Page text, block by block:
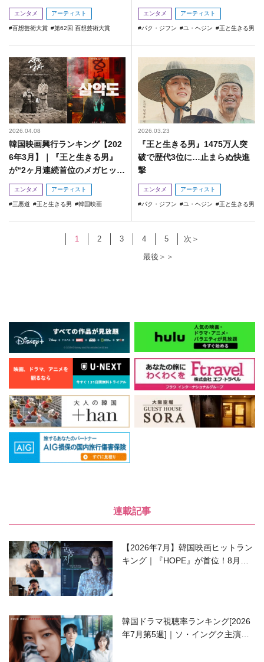
エンタメ アーティスト
百想芸術大賞 第62回 百想芸術大賞
エンタメ アーティスト
パク・ジフン ユ・ヘジン 王と生きる男
2026.04.08
韓国映画興行ランキング【202
6年3月】｜『王と生きる男』
が“2ヶ月連続首位のメガヒッ
ト”
エンタメ アーティスト
三悪道 王と生きる男 韓国映画
2026.03.23
『王と生きる男』1475万人突
破で歴代3位に…止まらぬ快進
撃
エンタメ アーティスト
パク・ジフン ユ・ヘジン 王と生きる男
1 2 3 4 5
次＞
最後＞＞
連載記事
【2026年7月】韓国映画ヒットラン
キング｜『HOPE』が首位！8月公
韓国ドラマ視聴率ランキング[2026
年7月第5週]｜ソ・イングク主演の